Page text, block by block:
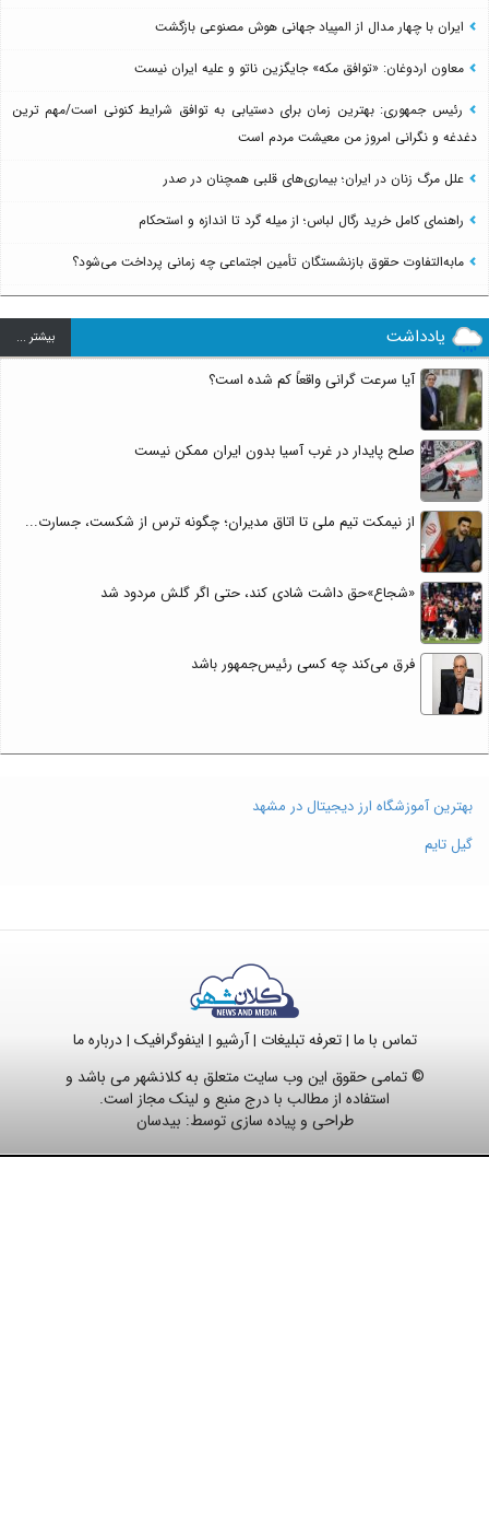
ایران با چهار مدال از المپیاد جهانی هوش مصنوعی بازگشت
معاون اردوغان: «توافق مکه» جایگزین ناتو و علیه ایران نیست
رئیس جمهوری: بهترین زمان برای دستیابی به توافق شرایط کنونی است/مهم ترین
دغدغه و نگرانی امروز من معیشت مردم است
علل مرگ زنان در ایران؛ بیماری‌های قلبی همچنان در صدر
راهنمای کامل خرید رگال لباس؛ از میله گرد تا اندازه و استحکام
مابه‌التفاوت حقوق بازنشستگان تأمین اجتماعی چه زمانی پرداخت می‌شود؟
یادداشت بيشتر ...
آیا سرعت گرانی واقعاً کم شده است؟
صلح پایدار در غرب آسیا بدون ایران ممکن نیست
از نیمکت تیم ملی تا اتاق مدیران؛ چگونه ترس از شکست، جسارت...
«شجاع»حق داشت شادی کند، حتی اگر گلش مردود شد
فرق می‌کند چه کسی رئیس‌جمهور باشد
بهترین آموزشگاه ارز دیجیتال در مشهد
گیل تایم
تماس با ما |تعرفه تبلیغات |آرشیو | اینفوگرافیک |درباره ما
© تمامی حقوق این وب سایت متعلق به کلانشهر می باشد و
استفاده از مطالب با درج منبع و لینک مجاز است.
طراحی و پیاده سازی توسط: بیدسان